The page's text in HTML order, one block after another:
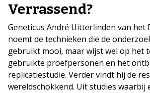
Verrassend?
Geneticus André Uitterlinden van het
noemt de technieken die de
gebruikt mooi, maar wijst wel op het
gebruikte proefpersonen en het
replicatiestudie. Verder vindt hij de
wereldschokkend. Uit studies waarbij